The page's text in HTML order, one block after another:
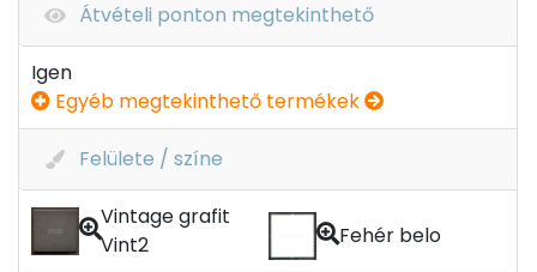
Átvételi ponton megtekinthető
Igen
Egyéb megtekinthető termékek
Felülete / színe
Vintage grafit
Vint2
Fehér belo